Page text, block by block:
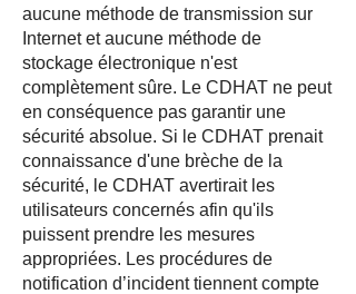
aucune méthode de transmission sur
Internet et aucune méthode de
stockage électronique n'est
complètement sûre. Le CDHAT ne peut
en conséquence pas garantir une
sécurité absolue. Si le CDHAT prenait
connaissance d'une brèche de la
sécurité, le CDHAT avertirait les
utilisateurs concernés afin qu'ils
puissent prendre les mesures
appropriées. Les procédures de
notification d’incident tiennent compte